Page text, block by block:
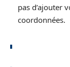
pas d’ajouter
coordonnées.